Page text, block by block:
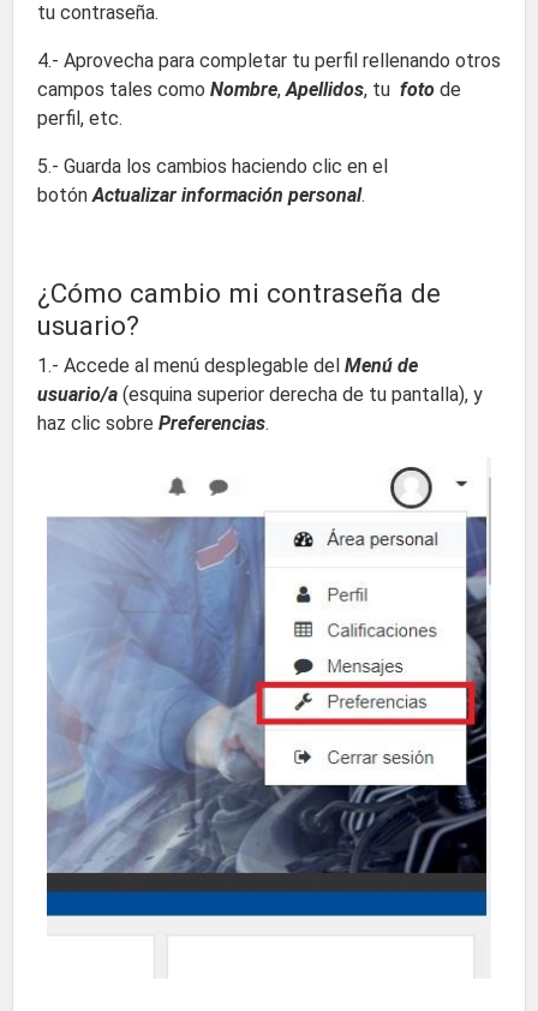
tu contraseña.
4.- Aprovecha para completar tu perfil rellenando otros
campos tales como Nombre,Apellidos, tu foto de
perfil, etc.
5.- Guarda los cambios haciendo clic en el
botónActualizar información personal.
¿Cómo cambio mi contraseña de
usuario?
1.- Accede al menú desplegable del Menú de
usuario/a (esquina superior derecha de tu pantalla), y
haz clic sobre Preferencias.